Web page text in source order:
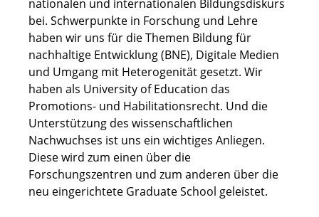
nationalen und internationalen Bildungsdiskurs
bei. Schwerpunkte in Forschung und Lehre
haben wir uns für die Themen Bildung für
nachhaltige Entwicklung (BNE), Digitale Medien
und Umgang mit Heterogenität gesetzt. Wir
haben als University of Education das
Promotions- und Habilitationsrecht. Und die
Unterstützung des wissenschaftlichen
Nachwuchses ist uns ein wichtiges Anliegen.
Diese wird zum einen über die
Forschungszentren und zum anderen über die
neu eingerichtete Graduate School geleistet.